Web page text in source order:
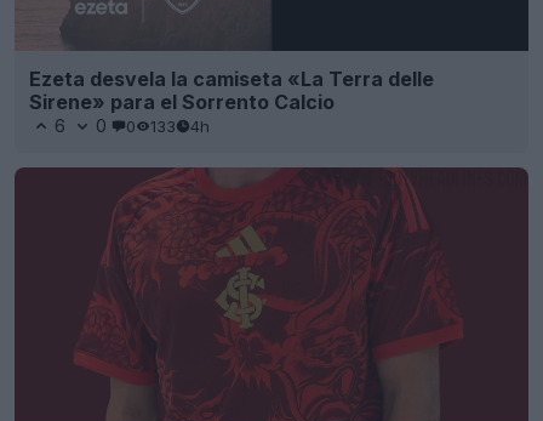
Ezeta desvela la camiseta «La Terra delle
Sirene» para el Sorrento Calcio
6 0 0 133 4h